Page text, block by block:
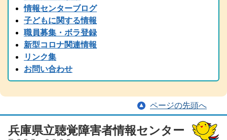
行政職員向け防災学習会リアルタイム配信（11/14 PM2:00～）
2024.11.05
2024(R6)年度 全国統一要約筆記者認定試験の受験案内を掲載しまし
2024.08.22
中止のご案内「大矢暹氏 人生を語る」の9/5公開収録は都合により
中止となりました。
2024（令和6）年度 手話通訳者全国統一試験の受験案内を掲載しま
した
情報センターブログ
子どもに関する情報
職員募集・ボラ登録
新型コロナ関連情報
リンク集
お問い合わせ
ページの先頭へ
兵庫県立聴覚障害者情報センター